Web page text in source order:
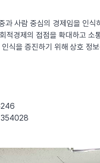
사람 중심의 경제임을 인
경제의 접점을 확대하고 소
식을 증진하기 위해 상호 정